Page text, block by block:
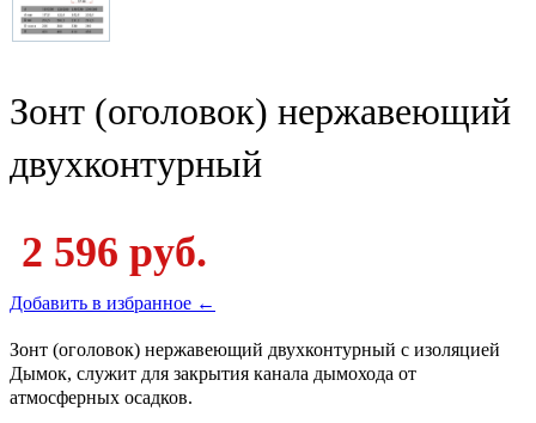
Зонт (оголовок) нержавеющий
двухконтурный
2 596 руб.
Добавить в избранное ←
Зонт (оголовок) нержавеющий двухконтурный с изоляцией
Дымок, служит для закрытия канала дымохода от
атмосферных осадков.